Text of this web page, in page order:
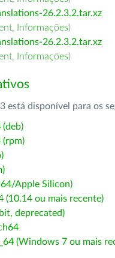
26.2.3.2.tar.xz
, Informações)
26.2.3.2.tar.xz
, Informações)
está disponível para os
(deb)
(rpm)
Apple Silicon)
(10.14 ou mais recente)
deprecated)
(Windows 7 ou mais